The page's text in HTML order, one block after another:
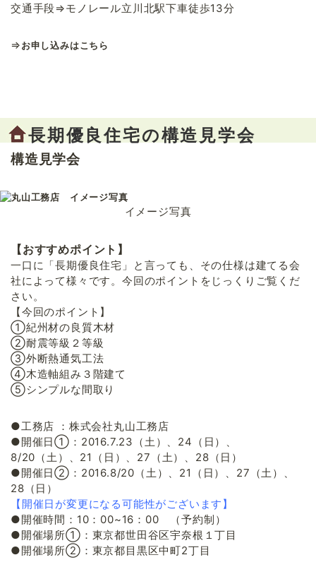
交通手段⇒モノレール立川北駅下車徒歩13分
⇒お申し込みはこちら
長期優良住宅の構造見学会
構造見学会
イメージ写真
【おすすめポイント】
一口に「長期優良住宅」と言っても、その仕様は建てる会
社によって様々です。今回のポイントをじっくりご覧くだ
さい。
【今回のポイント】
①紀州材の良質木材
②耐震等級２等級
③外断熱通気工法
④木造軸組み３階建て
⑤シンプルな間取り
●工務店 ：株式会社丸山工務店
●開催日①：2016.7.23（土）、24（日）、
8/20（土）、21（日）、27（土）、28（日）
●開催日②：2016.8/20（土）、21（日）、27（土）、
28（日）
【開催日が変更になる可能性がございます】
●開催時間：10：00~16：00 （予約制）
●開催場所①：東京都世田谷区宇奈根１丁目
●開催場所②：東京都目黒区中町2丁目